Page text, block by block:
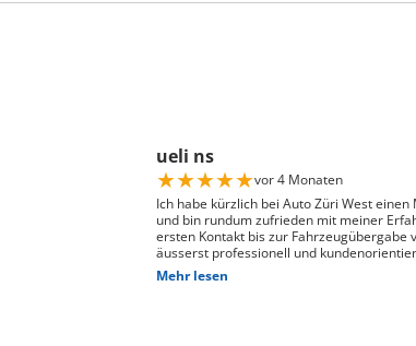
ueli ns
★★★★★vor 4 Monaten
Ich habe kürzlich bei Auto Züri West einen
und bin rundum zufrieden mit meiner
ersten Kontakt bis zur Fahrzeugübergabe
äusserst professionell und
hervorheben möchte ich die
durch Herrn David Panic. Er hat sich viel
Mehr lesen